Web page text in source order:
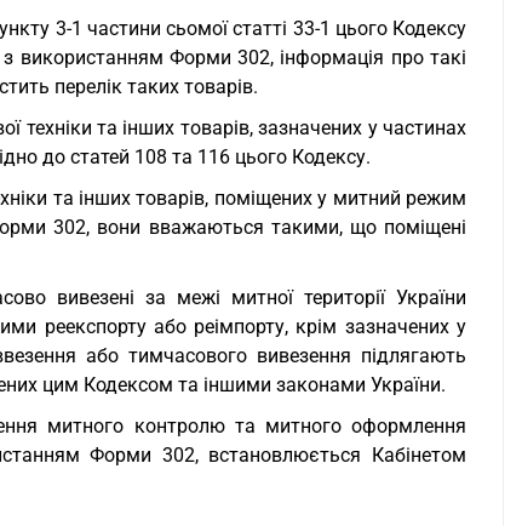
3-1 частини сьомої статті 33-1 цього Кодексу
з використанням Форми 302, інформація про такі
перелік таких товарів.
техніки та інших товарів, зазначених у частинах
до статей 108 та 116 цього Кодексу.
та інших товарів, поміщених у митний режим
302, вони вважаються такими, що поміщені
вивезені за межі митної території України
реекспорту або реімпорту, крім зазначених у
або тимчасового вивезення підлягають
цим Кодексом та іншими законами України.
митного контролю та митного оформлення
Форми 302, встановлюється Кабінетом